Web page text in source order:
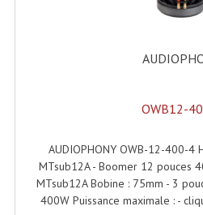
Machines À
Liquide À
Liquide À
OWB12-
AUDIOPHONY OWB-12-400-4
MTsub12A - Boomer 12 pouces
MTsub12A Bobine : 75mm - 3
400W Puissance maximale : -